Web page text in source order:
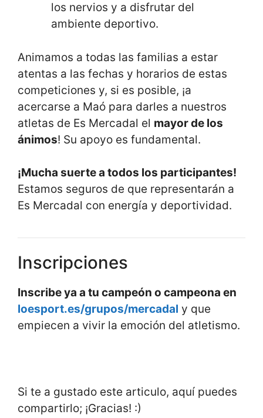
los nervios y a disfrutar del
ambiente deportivo.
Animamos a todas las familias a estar
atentas a las fechas y horarios de estas
competiciones y, si es posible, ¡a
acercarse a Maó para darles a nuestros
atletas de Es Mercadal el mayor de los
ánimos! Su apoyo es fundamental.
¡Mucha suerte a todos los participantes!
Estamos seguros de que representarán a
Es Mercadal con energía y deportividad.
Inscripciones
Inscribe ya a tu campeón o campeona en
loesport.es/grupos/mercadal y que
empiecen a vivir la emoción del atletismo.
Si te a gustado este articulo, aquí puedes
compartirlo; ¡Gracias! :)